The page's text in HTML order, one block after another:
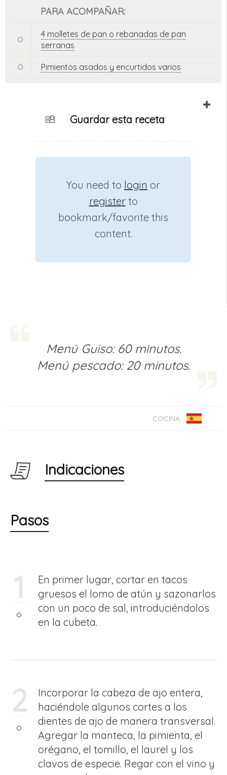
PARA ACOMPAÑAR:
4 molletes de pan o rebanadas de pan
serranas
Pimientos asados y encurtidos varios
Guardar esta receta
You need to login or
registerto
bookmark/favorite this
content.
Menú Guiso: 60 minutos.
Menú pescado: 20 minutos.
COCINA:
Indicaciones
Pasos
1
En primer lugar, cortar en tacos
gruesos el lomo de atún y sazonarlos
con un poco de sal, introduciéndolos
en la cubeta.
2
Incorporar la cabeza de ajo entera,
haciéndole algunos cortes a los
dientes de ajo de manera transversal.
Agregar la manteca, la pimienta, el
orégano, el tomillo, el laurel y los
clavos de especie. Regar con el vino y